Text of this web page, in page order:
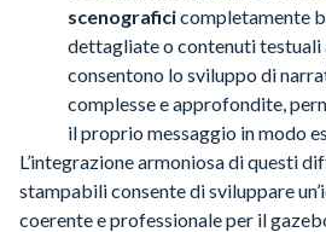
scenograficicompletamente
dettagliate o contenuti
consentono lo sviluppo di
complesse e approfondite,
il proprio messaggio in modo
L’integrazione armoniosa di questi
stampabili consente di sviluppare
coerente e professionale per il